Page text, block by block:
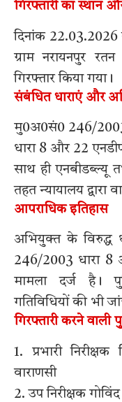
गिरफ्तारी का स्थान
दिनांक
ग्राम नरायनपुर
गिरफ्तार किया गया।
संबंधित धाराएं और
मु0अ0सं0 246/2003
धारा 8 और 22
साथ ही एनबीडब्ल्यू
तहत न्यायालय द्वारा
आपराधिक इतिहास
अभियुक्त के
246/2003 धारा 8
मामला दर्ज है।
गतिविधियों की भी
गिरफ्तारी करने वाली
1. प्रभारी
वाराणसी
2. उप निरीक्षक